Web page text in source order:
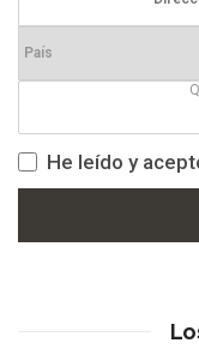
He leído y